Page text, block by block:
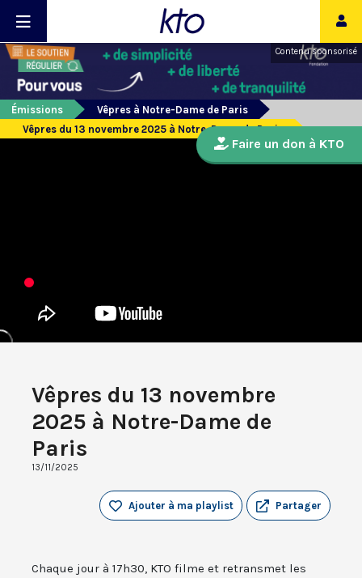
Contenu sponsorisé
Émissions
Vêpres à Notre-Dame de Paris
Vêpres du 13 novembre 2025 à Notre-Dame de Paris
Vêpres du 13 novembre
2025 à Notre-Dame de
Paris
13/11/2025
Partager
Ajouter à ma playlist
Chaque jour à 17h30, KTO filme et retransmet les
Faire un don à KTO